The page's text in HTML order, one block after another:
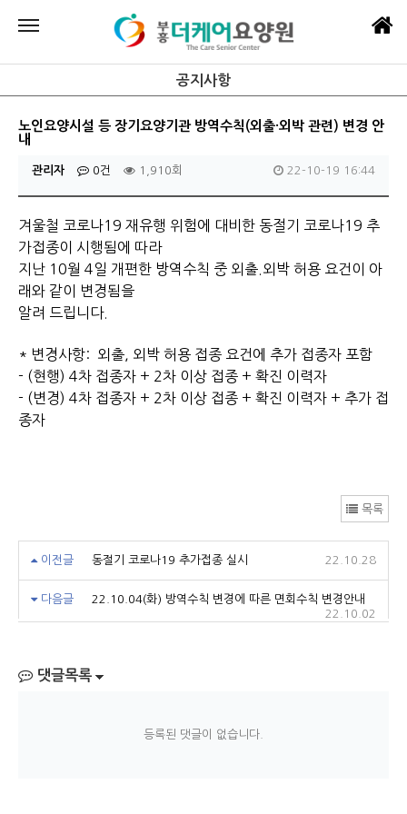
공지사항
노인요양시설 등 장기요양기관 방역수칙(외출·외박 관련) 변경 안
내
관리자 0건 1,910회 22-10-19 16:44
겨울철 코로나19 재유행 위험에 대비한 동절기 코로나19 추
가접종이 시행됨에 따라
지난 10월 4일 개편한 방역수칙 중 외출.외박 허용 요건이 아
래와 같이 변경됨을
알려 드립니다.
* 변경사항: 외출, 외박 허용 접종 요건에 추가 접종자 포함
- (현행) 4차 접종자 + 2차 이상 접종 + 확진 이력자
- (변경) 4차 접종자 + 2차 이상 접종 + 확진 이력자 + 추가 접
종자
목록
이전글 동절기 코로나19 추가접종 실시 22.10.28
다음글
22.10.04(화) 방역수칙 변경에 따른 면회수칙 변경안내
22.10.02
댓글목록
등록된 댓글이 없습니다.